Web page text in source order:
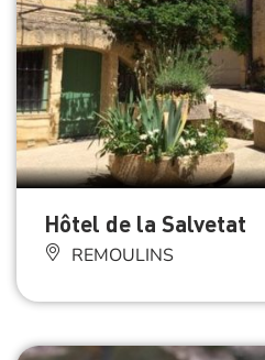
Hôtel de la Salvetat
REMOULINS